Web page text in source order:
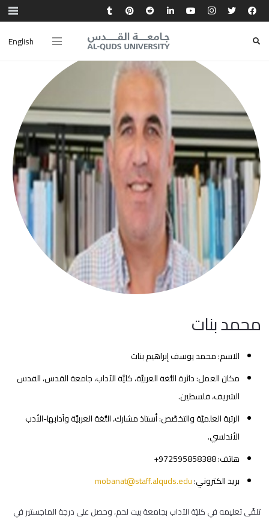
English
محمد بنات
الاسم: محمد يوسف إبراهيم بنات
مكان العمل: دائرة اللُّغة العربيَّة، كليَّة الآداب، جامعة القدس، القدس
الشريف، فلسطين.
الرتبة العلميّة والتخصّص: أستاذ مشارك، اللُّغة العربيَّة وآدابها-الأدب
الأندلسي.
هاتف: 972595858388+
بريد الكتروني:mobanat@staff.alquds.edu
تلقّى تعليمه في كليّة الآداب بجامعة بيت لحم، وحصل على درجة الماجستير في